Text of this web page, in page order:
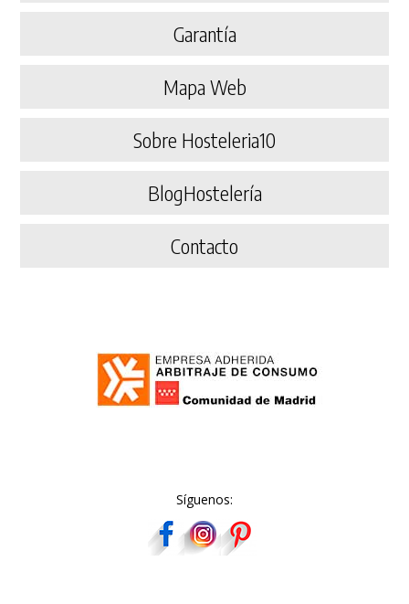
Garantía
Mapa Web
Sobre Hosteleria10
BlogHostelería
Contacto
Síguenos: